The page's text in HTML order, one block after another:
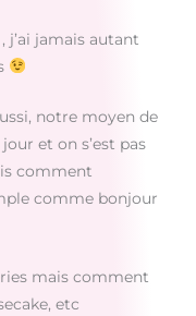
j’ai jamais autant
notre moyen de
et on s’est pas
comment
comme bonjour
mais comment
etc